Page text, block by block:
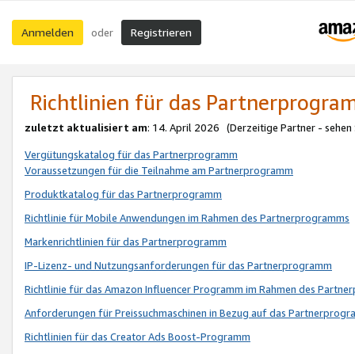
Anmelden oder Registrieren
Richtlinien für das
zuletzt aktualisiert am: 14. April 2026 (Derzeitige Partner - sehen
Vergütungskatalog für das Partnerprogramm
Voraussetzungen für die Teilnahme am Partnerprogramm
Produktkatalog für das Partnerprogramm
Richtlinie für Mobile Anwendungen im Rahmen des Partnerprogramms
Markenrichtlinien für das Partnerprogramm
IP-Lizenz- und Nutzungsanforderungen für das Partnerprogramm
Richtlinie für das Amazon Influencer Programm im Rahmen des
Anforderungen für Preissuchmaschinen in Bezug auf das
Richtlinien für das Creator Ads Boost-Programm